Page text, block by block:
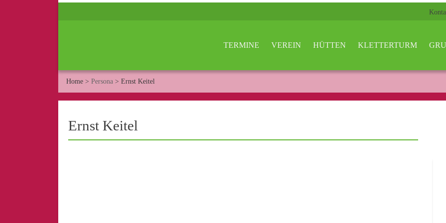
TERMINE VEREIN HÜTTEN KLETTERTURM
Home > Persona > Ernst Keitel
Ernst Keitel